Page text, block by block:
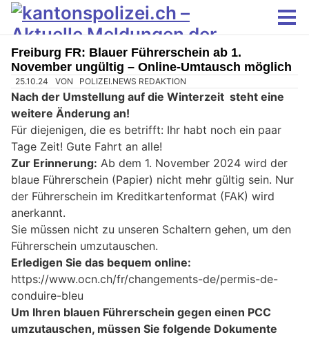
Freiburg FR: Blauer Führerschein ab 1.
November ungültig – Online-Umtausch möglich
25.10.24 VON POLIZEI.NEWS REDAKTION
Nach der Umstellung auf die Winterzeit steht eine
weitere Änderung an!
Für diejenigen, die es betrifft: Ihr habt noch ein paar
Tage Zeit! Gute Fahrt an alle!
Zur Erinnerung: Ab dem 1. November 2024 wird der
blaue Führerschein (Papier) nicht mehr gültig sein. Nur
der Führerschein im Kreditkartenformat (FAK) wird
anerkannt.
Sie müssen nicht zu unseren Schaltern gehen, um den
Führerschein umzutauschen.
Erledigen Sie das bequem online:
https://www.ocn.ch/fr/changements-de/permis-de-
conduire-bleu
Um Ihren blauen Führerschein gegen einen PCC
umzutauschen, müssen Sie folgende Dokumente